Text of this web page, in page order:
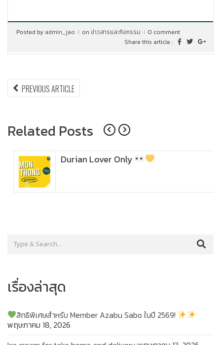
Posted by admin_jao on ข่าวสารและกิจกรรม
0 comment
Share this article :
แนะแนว
PREVIOUS ARTICLEPREVIOUS
ARTICLE:
Related Posts
Durian Lover Only
เรื่องล่าสุด
สิทธิพิเศษสำหรับ Member Azabu Sabo ในปี 2569!
พฤษภาคม 18, 2026